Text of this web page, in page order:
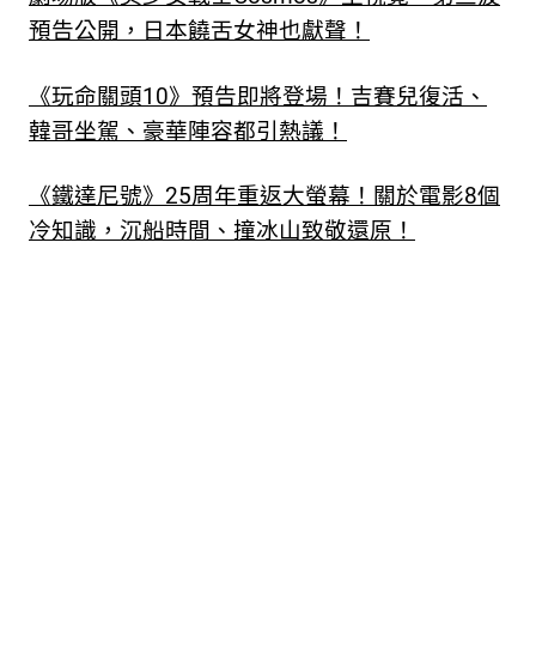
預告公開，日本饒舌女神也獻聲！
《玩命關頭10》預告即將登場！吉賽兒復活、
韓哥坐駕、豪華陣容都引熱議！
《鐵達尼號》25周年重返大螢幕！關於電影8個
冷知識，沉船時間、撞冰山致敬還原！